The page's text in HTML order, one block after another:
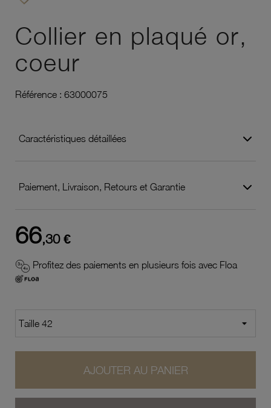
Collier en plaqué or,
coeur
Référence : 63000075
Caractéristiques détaillées
Paiement, Livraison, Retours et Garantie
66,30 €
Profitez des paiements en plusieurs fois avec Floa
AJOUTER AU PANIER